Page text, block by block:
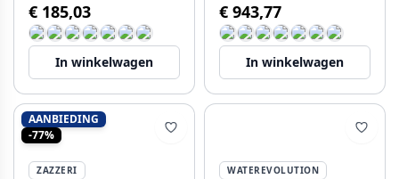
€ 185,03
In winkelwagen
€ 943,77
In winkelwagen
AANBIEDING
-77%
ZAZZERI WATEREVOLUTION